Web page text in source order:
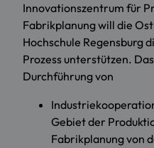
Innovationszentrum für
Fabrikplanung will die
Hochschule Regensburg
Prozess unterstützen.
Durchführung von
Gebiet der
Fabrikplanung von